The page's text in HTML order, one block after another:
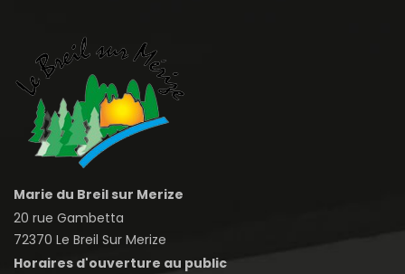
Marie du Breil sur Merize
20 rue Gambetta
72370 Le Breil Sur Merize
Horaires d'ouverture au public